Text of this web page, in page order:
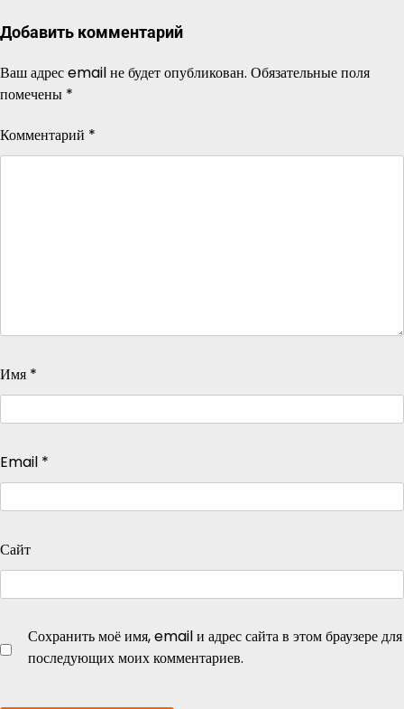
Добавить комментарий
Ваш адрес email не будет опубликован. Обязательные поля
помечены *
Комментарий *
Имя *
Email *
Сайт
Сохранить моё имя, email и адрес сайта в этом браузере для
последующих моих комментариев.